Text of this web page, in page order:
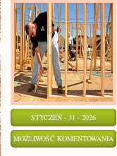
STYCZEŃ - 31 - 2026
MOŻLIWOŚĆ KOMENTOWANIA